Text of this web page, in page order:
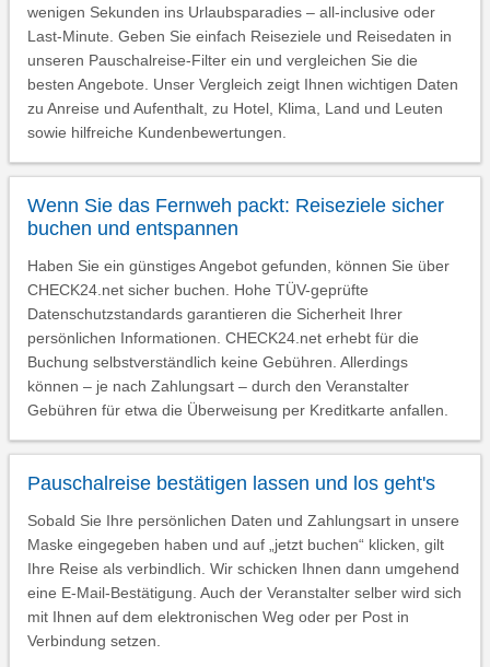
wenigen Sekunden ins Urlaubsparadies – all-inclusive oder
Last-Minute. Geben Sie einfach Reiseziele und Reisedaten in
unseren Pauschalreise-Filter ein und vergleichen Sie die
besten Angebote. Unser Vergleich zeigt Ihnen wichtigen Daten
zu Anreise und Aufenthalt, zu Hotel, Klima, Land und Leuten
sowie hilfreiche Kundenbewertungen.
Wenn Sie das Fernweh packt: Reiseziele sicher
buchen und entspannen
Haben Sie ein günstiges Angebot gefunden, können Sie über
CHECK24.net sicher buchen. Hohe TÜV-geprüfte
Datenschutzstandards garantieren die Sicherheit Ihrer
persönlichen Informationen. CHECK24.net erhebt für die
Buchung selbstverständlich keine Gebühren. Allerdings
können – je nach Zahlungsart – durch den Veranstalter
Gebühren für etwa die Überweisung per Kreditkarte anfallen.
Pauschalreise bestätigen lassen und los geht's
Sobald Sie Ihre persönlichen Daten und Zahlungsart in unsere
Maske eingegeben haben und auf „jetzt buchen“ klicken, gilt
Ihre Reise als verbindlich. Wir schicken Ihnen dann umgehend
eine E-Mail-Bestätigung. Auch der Veranstalter selber wird sich
mit Ihnen auf dem elektronischen Weg oder per Post in
Verbindung setzen.